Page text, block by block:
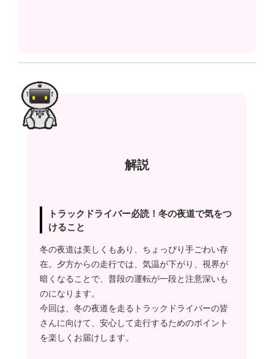
ママやん
やっぱり、何かあるじゃ
小学生の子らの下校
ケじゃないですか。
目を凝らして注意し
て運転してたんです
よ。
ママやん
良い心がけじゃないの。
解説
トラックドライバー必読！冬の夜道で気をつ
けること
冬の夜道は美しくもあり、ちょっぴり手ごわい存
在。夕方からの走行では、気温が下がり、視界が
暗くなることで、普段の運転が一段と注意深いも
のになります。
今回は、冬の夜道を走るトラックドライバーの皆
さんに向けて、安心して走行するためのポイント
を楽しくお届けします。